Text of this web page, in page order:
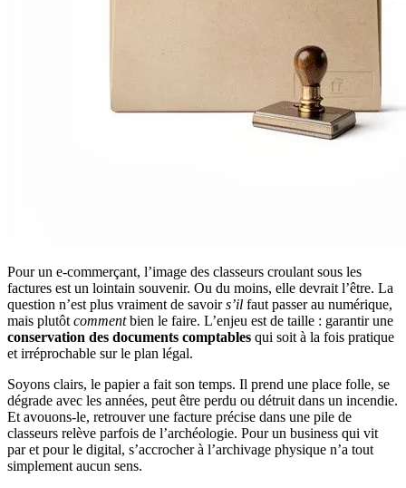
Pour un e-commerçant, l’image des classeurs croulant sous les
factures est un lointain souvenir. Ou du moins, elle devrait l’être. La
question n’est plus vraiment de savoirs’il faut passer au numérique,
mais plutôtcommentbien le faire. L’enjeu est de taille : garantir une
conservation des documents comptables qui soit à la fois pratique
et irréprochable sur le plan légal.
Soyons clairs, le papier a fait son temps. Il prend une place folle, se
dégrade avec les années, peut être perdu ou détruit dans un incendie.
Et avouons-le, retrouver une facture précise dans une pile de
classeurs relève parfois de l’archéologie. Pour un business qui vit
par et pour le digital, s’accrocher à l’archivage physique n’a tout
simplement aucun sens.